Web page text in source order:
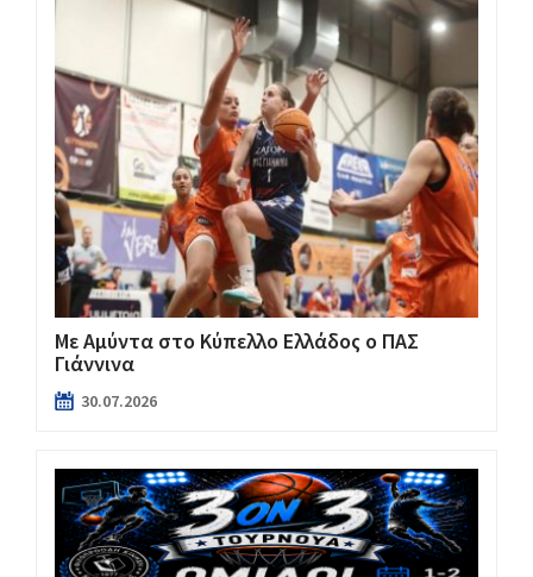
Με Αμύντα στο Κύπελλο Ελλάδος ο ΠΑΣ
Γιάννινα
30.07.2026